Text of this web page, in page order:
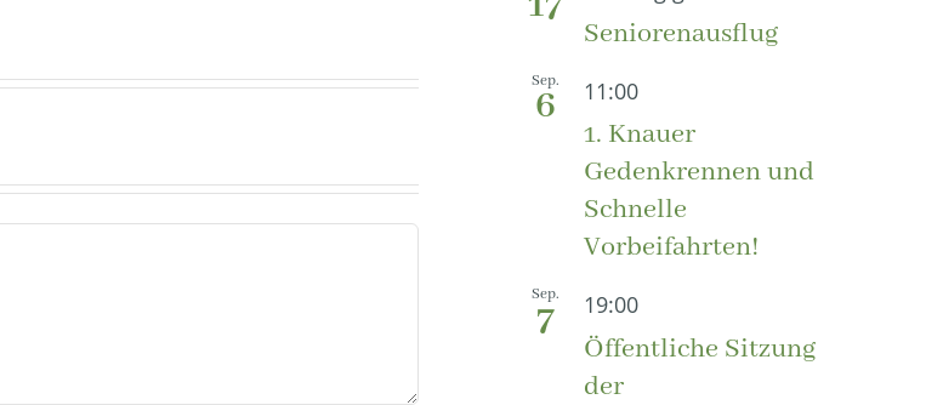
Seniorenausflug
Sep.
6 11:00
1. Knauer
Gedenkrennen und
Schnelle
Vorbeifahrten!
Sep.
7 19:00
Öffentliche Sitzung
der